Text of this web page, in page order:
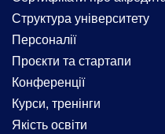
Структура університету
Персоналії
Проєкти та стартапи
Конференції
Курси, тренінги
Якість освіти